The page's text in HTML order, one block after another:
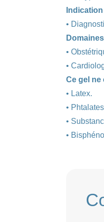
Indication
•
•
•
Ce gel ne
• Latex.
•
•
•